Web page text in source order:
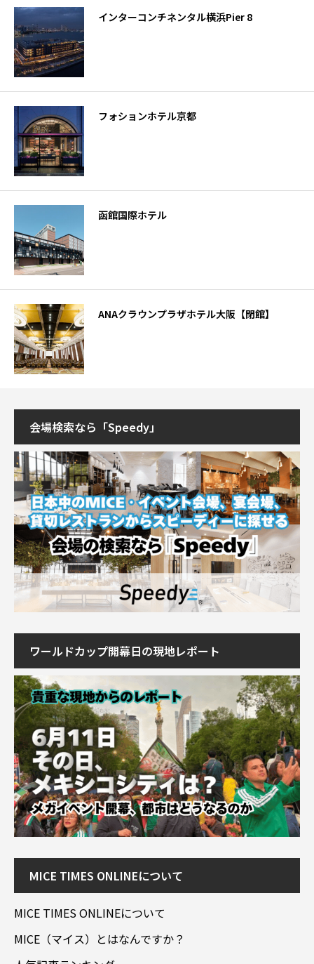
インターコンチネンタル横浜Pier 8
フォションホテル京都
函館国際ホテル
ANAクラウンプラザホテル大阪【閉館】
会場検索なら「Speedy」
ワールドカップ開幕日の現地レポート
MICE TIMES ONLINEについて
MICE TIMES ONLINEについて
MICE（マイス）とはなんですか？